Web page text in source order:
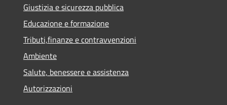
Giustizia e sicurezza pubblica
Educazione e formazione
Tributi,finanze e contravvenzioni
Ambiente
Salute, benessere e assistenza
Autorizzazioni